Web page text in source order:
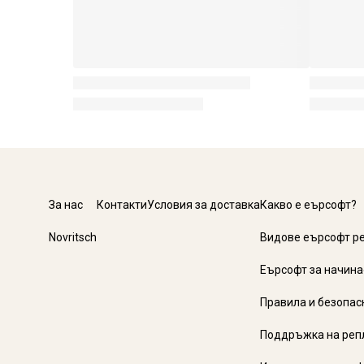
За нас
Novritsch
КонтактиУсловия за доставкаКакво е еърсофт?
Видове еърсофт
Еърсофт за
Правила и
Поддръжка на